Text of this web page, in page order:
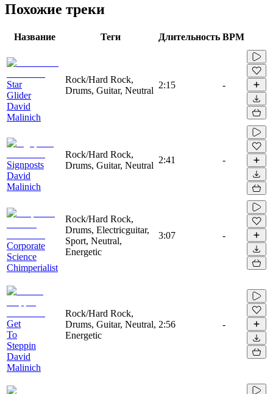
Похожие треки
Название Теги Длительность BPM
Star
Glider
David
Malinich
Rock/Hard Rock,
Drums, Guitar, Neutral
2:15 -
Signposts
David
Malinich
Rock/Hard Rock,
Drums, Guitar, Neutral
2:41 -
Corporate
Science
Chimperialist
Rock/Hard Rock,
Drums, Electricguitar,
Sport, Neutral,
Energetic
3:07 -
Get
To
Steppin
David
Malinich
Rock/Hard Rock,
Drums, Guitar, Neutral,
Energetic
2:56 -